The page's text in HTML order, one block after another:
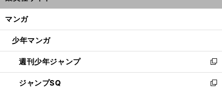
ン
ウ
開
く
マンガ
少年マンガ
週刊少年ジャンプ
新
し
い
ジャンプSQ
新